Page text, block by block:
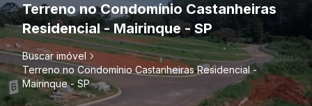
Terreno no Condomínio Castanheiras
Residencial - Mairinque - SP
Buscar imóvel
Terreno no Condomínio Castanheiras Residencial -
Mairinque - SP